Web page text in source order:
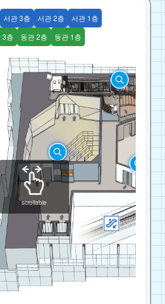
서관 3층 서관 2층
서관 1층
3층
동관 2층 동관 1층
scrollable